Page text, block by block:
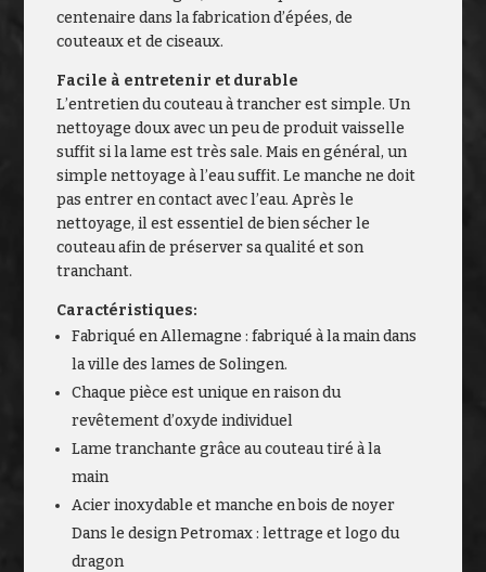
centenaire dans la fabrication d’épées, de
couteaux et de ciseaux.
Facile à entretenir et durable
L’entretien du couteau à trancher est simple. Un
nettoyage doux avec un peu de produit vaisselle
suffit si la lame est très sale. Mais en général, un
simple nettoyage à l’eau suffit. Le manche ne doit
pas entrer en contact avec l’eau. Après le
nettoyage, il est essentiel de bien sécher le
couteau afin de préserver sa qualité et son
tranchant.
Caractéristiques:
Fabriqué en Allemagne : fabriqué à la main dans
la ville des lames de Solingen.
Chaque pièce est unique en raison du
revêtement d’oxyde individuel
Lame tranchante grâce au couteau tiré à la
main
Acier inoxydable et manche en bois de noyer
Dans le design Petromax : lettrage et logo du
dragon